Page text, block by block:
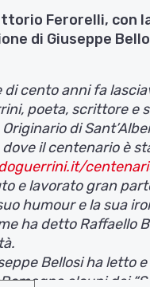
Ferorelli, con
di Giuseppe
di cento anni fa
poeta, scrittore e
di
il centenario è
e lavorato gran
humour e la sua
ha detto Raffaello
Bellosi ha letto
alcuni dei